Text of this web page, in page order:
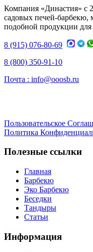
Компания «Династия» с
садовых печей-барбекю,
подобной продукции для
8 (915) 076-80-69
8 (800) 350-91-10
Почта : info@ooosb.ru
Пользовательское
Политика
Полезные ссылки
Главная
Барбекю
Эко Барбекю
Беседки
Тандыры
Статьи
Информация